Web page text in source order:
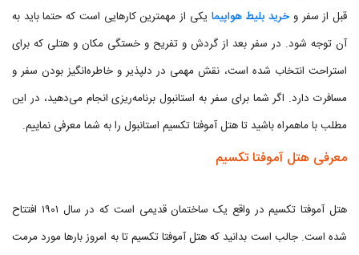
قبل از سفر و خرید بلیط هواپیما یکی از مهمترین کارهایی است که حتما باید به
آن توجه شود. در سفر بعد از گردش و تفریح و خستگی مکان و هتلی که برای
استراحت انتخاب شده است، نقش مهمی در دلپذیر و خاطره‌انگیز بودن سفر و
مسافرت دارد. اگر شما برای سفر به استانبول برنامه‌ریزی انجام می‌دهید، در این
مطلب با ماهمراه باشید تا هتل آموفتا تکسیم استانبول را به شما معرفی نماییم.
معرفی هتل آموفتا تکسیم
هتل آموفتا تکسیم در واقع یک ساختمان قدیمی است که در سال ۱۹۰۱ افتتاح
شده است. جالب است بدانید که هتل آموفتا تکسیم تا به امروز بارها مورد مرمت